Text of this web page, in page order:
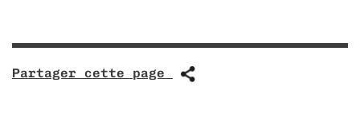
Partager cette page